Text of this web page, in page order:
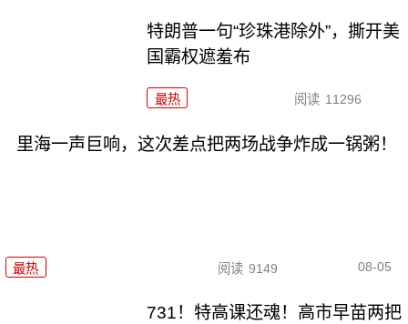
特朗普一句“珍珠港除外”，撕开美
国霸权遮羞布
最热 阅读 11296
里海一声巨响，这次差点把两场战争炸成一锅粥！
最热 阅读 9149 08-05
731！特高课还魂！高市早苗两把